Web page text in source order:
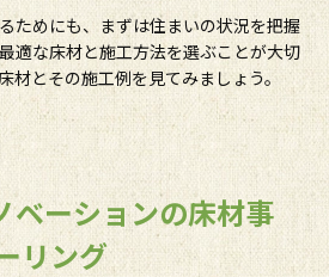
ためにも、まずは住まいの状況を把握
適な床材と施工方法を選ぶことが大切
材とその施工例を見てみましょう。
ベーションの床材事
リング